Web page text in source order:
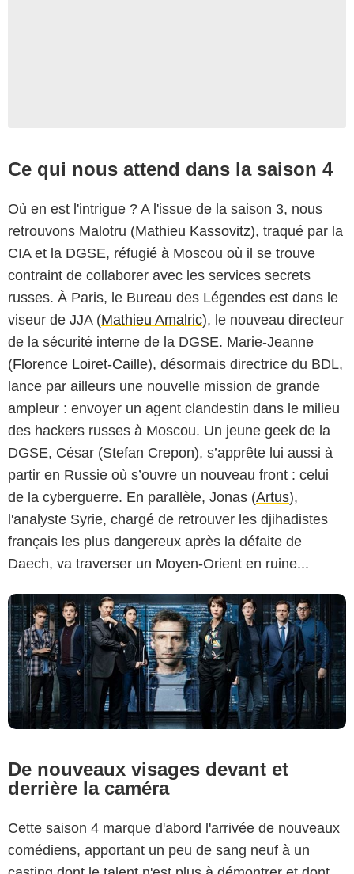
Ce qui nous attend dans la saison 4
Où en est l'intrigue ? A l'issue de la saison 3, nous
retrouvons Malotru (Mathieu Kassovitz), traqué par la
CIA et la DGSE, réfugié à Moscou où il se trouve
contraint de collaborer avec les services secrets
russes. À Paris, le Bureau des Légendes est dans le
viseur de JJA (Mathieu Amalric), le nouveau directeur
de la sécurité interne de la DGSE. Marie-Jeanne
(Florence Loiret-Caille), désormais directrice du BDL,
lance par ailleurs une nouvelle mission de grande
ampleur : envoyer un agent clandestin dans le milieu
des hackers russes à Moscou. Un jeune geek de la
DGSE, César (Stefan Crepon), s’apprête lui aussi à
partir en Russie où s’ouvre un nouveau front : celui
de la cyberguerre. En parallèle, Jonas (Artus),
l'analyste Syrie, chargé de retrouver les djihadistes
français les plus dangereux après la défaite de
Daech, va traverser un Moyen-Orient en ruine...
De nouveaux visages devant et
derrière la caméra
Cette saison 4 marque d'abord l'arrivée de nouveaux
comédiens, apportant un peu de sang neuf à un